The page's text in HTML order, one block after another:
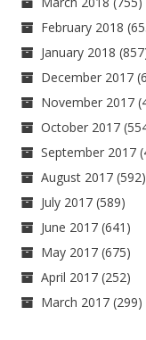
February 2018
January 2018
December 2017
November 2017
October 2017
September 2017
August 2017 (592)
July 2017 (589)
June 2017 (641)
May 2017 (675)
April 2017 (252)
March 2017 (299)